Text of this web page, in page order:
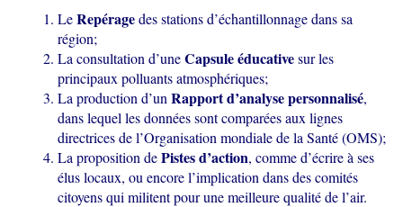
LeRepéragedes stations d’échantillonnage dans sa
région;
La consultation d’uneCapsule éducativesur les
principaux polluants atmosphériques;
La production d’unRapport d’analyse personnalisé,
dans lequel les données sont comparées aux lignes
directrices de l’Organisation mondiale de la Santé (OMS);
La proposition dePistes d’action, comme d’écrire à ses
élus locaux, ou encore l’implication dans des comités
citoyens qui militent pour une meilleure qualité de l’air.